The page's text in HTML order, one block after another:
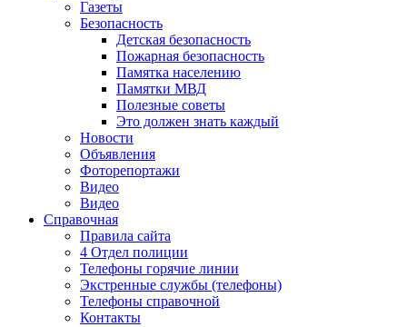
Газеты
Безопасность
Детская безопасность
Пожарная безопасность
Памятка населению
Памятки МВД
Полезные советы
Это должен знать каждый
Новости
Объявления
Фоторепортажи
Видео
Видео
Справочная
Правила сайта
4 Отдел полиции
Телефоны горячие линии
Экстренные службы (телефоны)
Телефоны справочной
Контакты